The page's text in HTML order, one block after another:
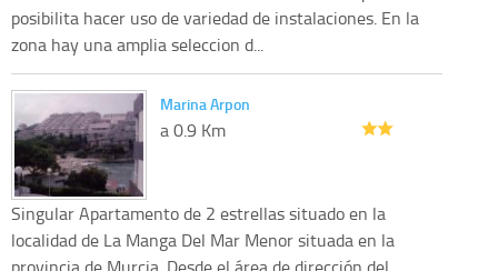
posibilita hacer uso de variedad de instalaciones. En la
zona hay una amplia seleccion d...
Marina Arpon
a 0.9 Km
Singular Apartamento de 2 estrellas situado en la
localidad de La Manga Del Mar Menor situada en la